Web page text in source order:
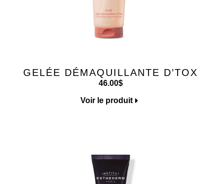
GELÉE DÉMAQUILLANTE D’TOX
46.00$
Voir le produit